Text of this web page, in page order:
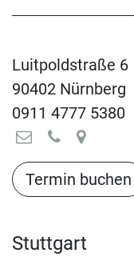
Luitpoldstraße 6
90402 Nürnberg
0911 4777 5380
Termin buchen​​​​​​​​​​
Stuttgart